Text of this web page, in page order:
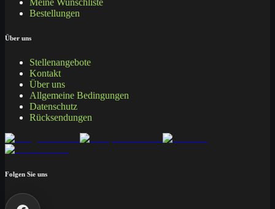
Bestellungen
Über uns
Stellenangebote
Kontakt
Über uns
Allgemeine Bedingungen
Datenschutz
Rücksendungen
Folgen Sie uns